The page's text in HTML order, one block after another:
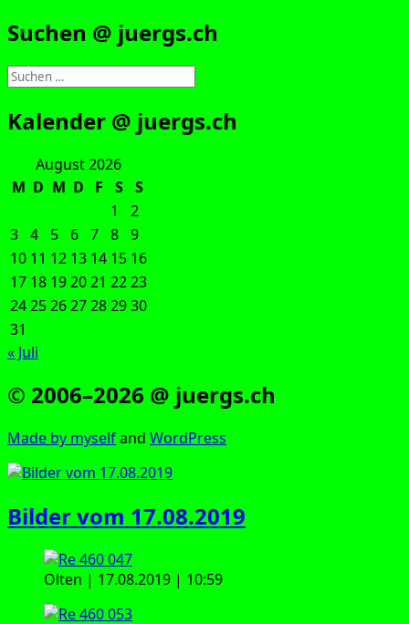
Suchen @ juergs.ch
Suchen
nach:
Kalender @ juergs.ch
August 2026
M D M D F S
S
1
2
3 4 5 6 7 8 9
10 11 12 13 14 15 16
17 18 192021 2223
24252627282930
31
« Juli
© 2006–2026 @ juergs.ch
Made by mys­elfand Word­Press
Bilder vom 17.08.2019
Olten | 17.08.2019 | 10:59